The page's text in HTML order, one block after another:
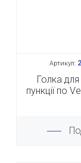
Артикул:
Голка
пункції по